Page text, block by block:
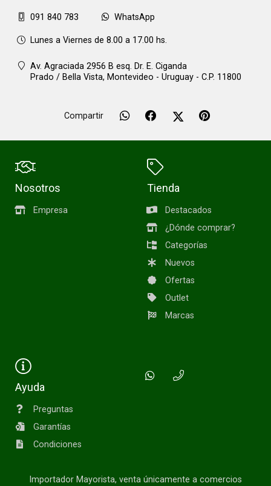
091 840 783 WhatsApp
Lunes a Viernes de 8.00 a 17.00 hs.
Av. Agraciada 2956 B esq. Dr. E. Ciganda
Prado / Bella Vista, Montevideo - Uruguay - C.P. 11800
Compartir
Nosotros
Empresa
Tienda
Destacados
¿Dónde comprar?
Categorías
Nuevos
Ofertas
Outlet
Marcas
Ayuda
Preguntas
Garantías
Condiciones
Importador Mayorista, venta únicamente a comercios